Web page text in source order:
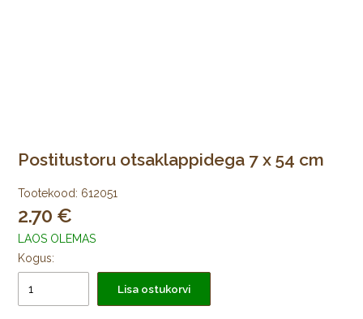
Postitustoru otsaklappidega 7 x 54 cm
Tootekood: 612051
2.70
LAOS OLEMAS
Kogus:
Lisa ostukorvi